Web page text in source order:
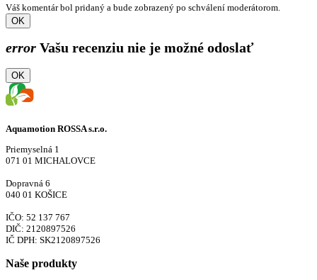
Váš komentár bol pridaný a bude zobrazený po schválení moderátorom.
OK
error Vašu recenziu nie je možné odoslať
OK
Aquamotion ROSSA s.r.o.
Priemyselná 1
071 01 MICHALOVCE
Dopravná 6
040 01 KOŠICE
IČO: 52 137 767
DIČ: 2120897526
IČ DPH: SK2120897526
Naše produkty